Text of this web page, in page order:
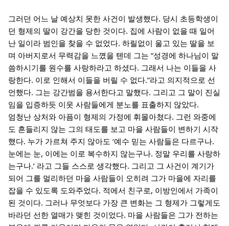
그러던 어느 날 예상치 못한 사건이 발생했다. 당시 초등학생이
던 형제의 딸이 강간을 당한 것이다. 집에 사람이 없을 때 일어
난 일이라 범인을 찾을 수 없었다. 하릴없이 울고 있는 딸을 보
며 아버지로서 무력감을 느꼈을 텐데 그는 “성경에 하나님이 말
씀하시기를 원수를 사랑하라고 하셨다. 그래서 나는 이들을 사
랑한다. 이로 인해서 이들을 버릴 수 없다.”라고 의지적으로 선
언했다. 그는 강간범을 용서한다고 말했다. 그리고 그 말이 진실
임을 입증하듯 이웃 사람들에게 분노를 표출하지 않았다.
엄청난 상처와 아픔이 형제의 가정에 휘몰아쳤다. 그런 와중에
도 흔들리지 않는 그의 태도를 보고 마을 사람들이 변하기 시작
했다. 누가 가르쳐 주지 않아도 ‘예수 믿는 사람들은 다르구나.
눈에는 눈, 이에는 이로 복수하지 않는구나. 정말 우리를 사랑하
는구나.’ 라고 그들 스스로 생각했다. 그리고 그 사건이 계기가
되어 그를 멀리하던 마을 사람들이 오히려 그가 마을에 자리를
잡을 수 있도록 도와주었다. 적에서 친구로, 이방인에서 가족이
된 것이다. 그러나 무엇보다 가장 큰 변화는 그 형제가 그렇게도
바라던 선한 열매가 맺힌 것이었다. 마을 사람들은 그가 전하는